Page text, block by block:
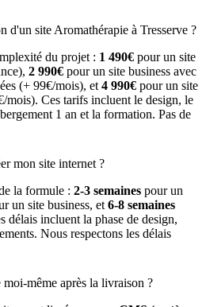
d'un site Aromathérapie à Tresserve ?
du projet : 1 490€ pour un site
2 990€ pour un site business avec
(+ 99€/mois), et 4 990€ pour un site
mois). Ces tarifs incluent le design, le
1 an et la formation. Pas de
mon site internet ?
la formule : 2-3 semaines pour un
un site business, et 6-8 semaines
délais incluent la phase de design,
Nous respectons les délais
même après la livraison ?